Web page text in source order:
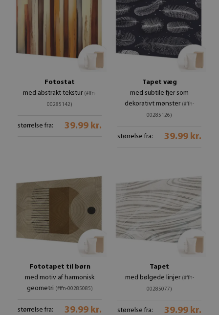
Fotostat
med abstrakt tekstur (#ffn-
00285142)
størrelse fra: 39.99 kr.
Tapet væg
med subtile fjer som
dekorativt mønster (#ffn-
00285126)
størrelse fra: 39.99 kr.
Fototapet til børn
med motiv af harmonisk
geometri (#ffn-00285085)
størrelse fra: 39.99 kr.
Tapet
med bølgede linjer (#ffn-
00285077)
størrelse fra: 39.99 kr.